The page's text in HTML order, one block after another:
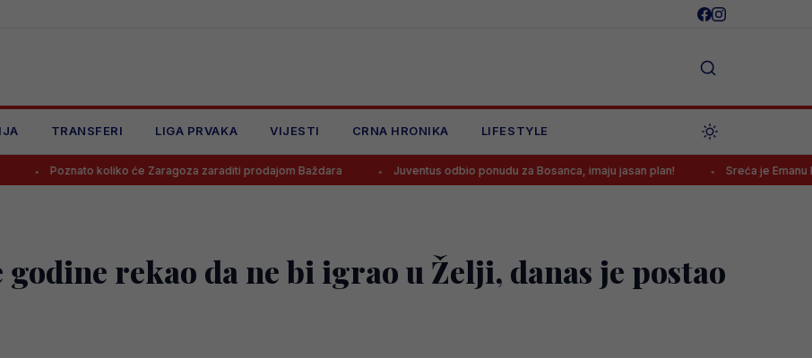
TRANSFERI LIGA PRVAKA VIJESTI CRNA HRONIKA LIFESTYLE
koliko će Zaragoza zaraditi prodajom Baždara Juventus odbio ponudu za Bosanca, imaju jasan plan! Sreća je Emanu Košpi
rekao da ne bi igrao u Želji, danas je postao